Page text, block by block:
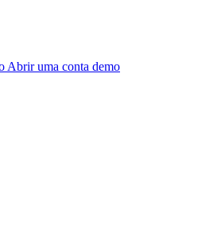
Abrir uma conta demo